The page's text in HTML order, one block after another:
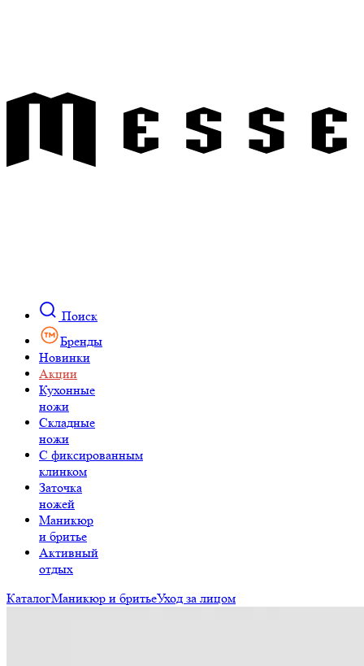
Поиск
Бренды
Новинки
Акции
Кухонные
ножи
Складные
ножи
C фиксированным
клинком
Заточка
ножей
Маникюр
и бритье
Активный
отдых
КаталогМаникюр и бритьеУход за лицом